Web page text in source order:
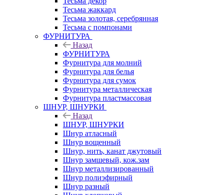
Тесьма жаккард
Тесьма золотая, серебрянная
Тесьма с помпонами
ФУРНИТУРА
Назад
ФУРНИТУРА
Фурнитура для молний
Фурнитура для белья
Фурнитура для сумок
Фурнитура металлическая
Фурнитура пластмассовая
ШНУР, ШНУРКИ
Назад
ШНУР, ШНУРКИ
Шнур атласный
Шнур вощенный
Шнур, нить, канат джутовый
Шнур замшевый, кож.зам
Шнур металлизированный
Шнур полиэфирный
Шнур разный